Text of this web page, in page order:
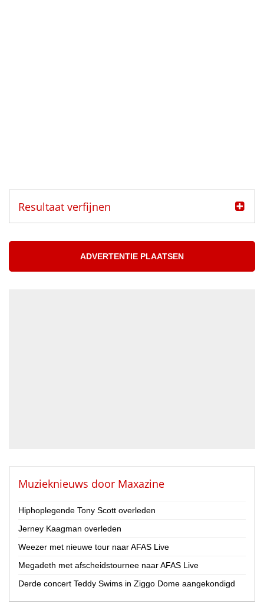
Resultaat verfijnen
Muzikanten aangeboden
Muzikanten gezocht
Nederland
België
Provincie
Drenthe
Flevoland
ADVERTENTIE PLAATSEN
Muzieknieuws door Maxazine
Hiphoplegende Tony Scott overleden
Jerney Kaagman overleden
Weezer met nieuwe tour naar AFAS Live
Megadeth met afscheidstournee naar AFAS Live
Derde concert Teddy Swims in Ziggo Dome aangekondigd